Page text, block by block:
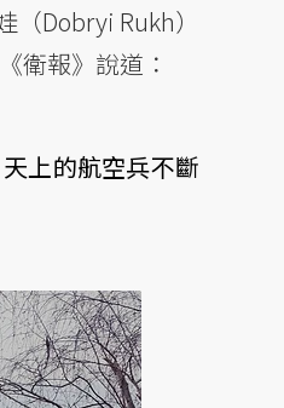
Dobryi Rukh）
衛報》說道：
上的航空兵不斷